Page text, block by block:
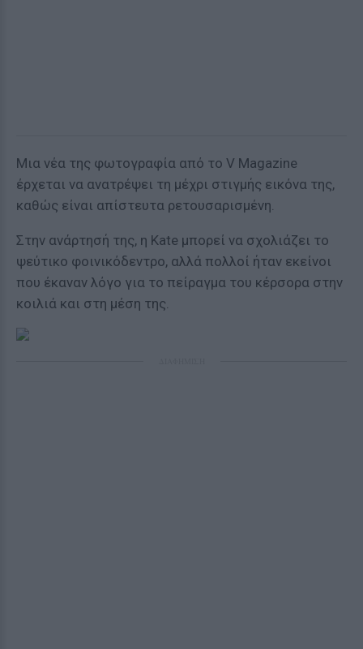
Μια νέα της φωτογραφία από το V Magazine
έρχεται να ανατρέψει τη μέχρι στιγμής εικόνα της,
καθώς είναι απίστευτα ρετουσαρισμένη.
Στην ανάρτησή της, η Kate μπορεί να σχολιάζει το
ψεύτικο φοινικόδεντρο, αλλά πολλοί ήταν εκείνοι
που έκαναν λόγο για το πείραγμα του κέρσορα στην
κοιλιά και στη μέση της.